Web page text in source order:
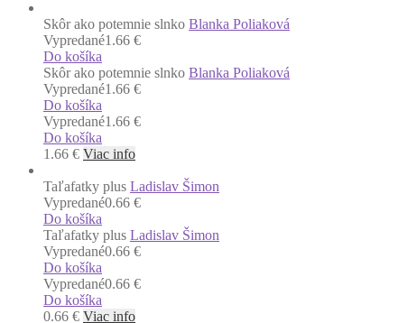
Skôr ako potemnie slnko Blanka Poliaková
Vypredané1.66 €
Do košíka
Skôr ako potemnie slnko Blanka Poliaková
Vypredané1.66 €
Do košíka
Vypredané1.66 €
Do košíka
1.66 € Viac info
Taľafatky plus Ladislav Šimon
Vypredané0.66 €
Do košíka
Taľafatky plus Ladislav Šimon
Vypredané0.66 €
Do košíka
Vypredané0.66 €
Do košíka
0.66 € Viac info